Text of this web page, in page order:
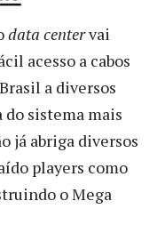
data centervai
acesso a cabos
a diversos
do sistema mais
já abriga diversos
players como
o Mega